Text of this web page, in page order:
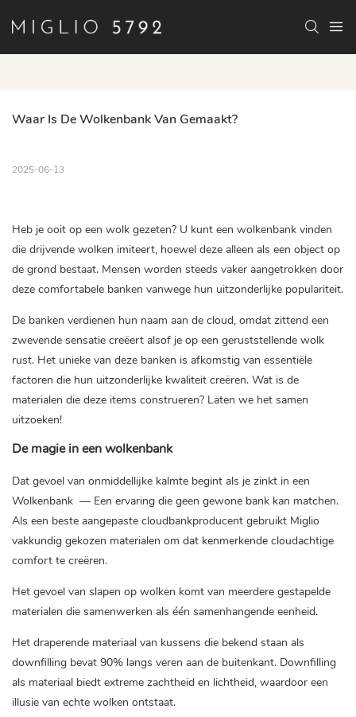
Waar Is De Wolkenbank Van Gemaakt?
2025-06-13
Heb je ooit op een wolk gezeten? U kunt een wolkenbank vinden
die drijvende wolken imiteert, hoewel deze alleen als een object op
de grond bestaat. Mensen worden steeds vaker aangetrokken door
deze comfortabele banken vanwege hun uitzonderlijke populariteit.
De banken verdienen hun naam aan de cloud, omdat zittend een
zwevende sensatie creëert alsof je op een geruststellende wolk
rust. Het unieke van deze banken is afkomstig van essentiële
factoren die hun uitzonderlijke kwaliteit creëren. Wat is de
materialen die deze items construeren? Laten we het samen
uitzoeken!
De magie in een wolkenbank
Dat gevoel van onmiddellijke kalmte begint als je zinkt in een
Wolkenbank — Een ervaring die geen gewone bank kan matchen.
Als een beste aangepaste cloudbankproducent gebruikt Miglio
vakkundig gekozen materialen om dat kenmerkende cloudachtige
comfort te creëren.
Het gevoel van slapen op wolken komt van meerdere gestapelde
materialen die samenwerken als één samenhangende eenheid.
Het draperende materiaal van kussens die bekend staan ​​als
downfilling bevat 90% langs veren aan de buitenkant. Downfilling
als materiaal biedt extreme zachtheid en lichtheid, waardoor een
illusie van echte wolken ontstaat.